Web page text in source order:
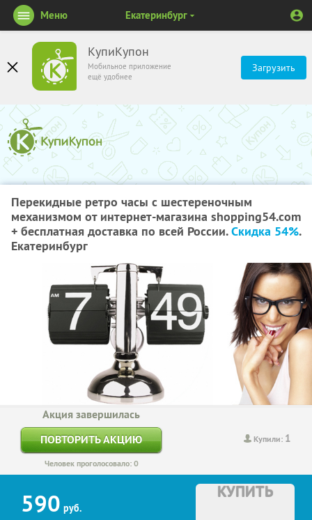
КупиКупон
Мобильное приложение
ещё удобнее
Загрузить
Меню Екатеринбург
Перекидные ретро часы с шестереночным
механизмом от интернет-магазина shopping54.com
+ бесплатная доставка по всей России.Скидка 54%.
Екатеринбург
Купили: 1
Акция завершилась
ПОВТОРИТЬ АКЦИЮ
Человек проголосовало: 0
590 руб.
КУПИТЬ